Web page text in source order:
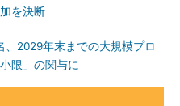
を決断
、2029年末までの大規模プロ
限」の関与に